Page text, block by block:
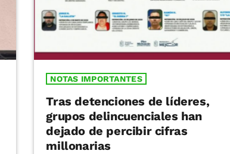
NOTAS IMPORTANTES
Tras detenciones de líderes,
grupos delincuenciales han
dejado de percibir cifras
millonarias